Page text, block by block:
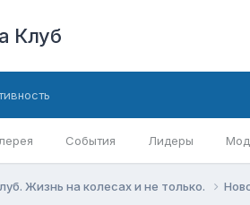
Клуб
События Лидеры
Жизнь на колесах и не только.